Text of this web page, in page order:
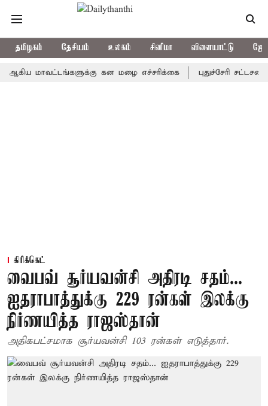
தமிழகம் தேசியம் உலகம் சினிமா விளையாட்டு
மாவட்டங்களுக்கு கன மழை எச்சரிக்கை புதுச்சேரி சட்டசபையில்
கிரிக்கெட்
வைபவ் சூர்யவன்சி அதிரடி சதம்...
ஐதராபாத்துக்கு 229 ரன்கள் இலக்கு
நிர்ணயித்த ராஜஸ்தான்
அதிகபட்சமாக சூர்யவன்சி 103 ரன்கள் எடுத்தார்.